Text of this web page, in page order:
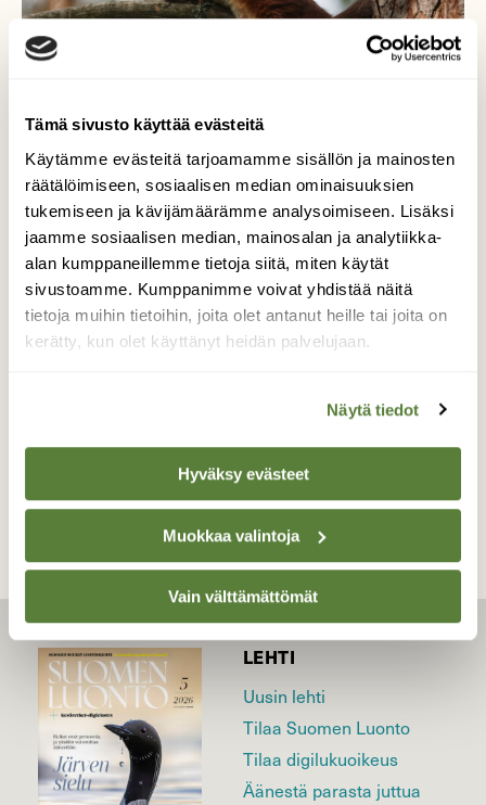
Tämä sivusto käyttää evästeitä
Käytämme evästeitä tarjoamamme sisällön ja mainosten
räätälöimiseen, sosiaalisen median ominaisuuksien
tukemiseen ja kävijämäärämme analysoimiseen. Lisäksi
jaamme sosiaalisen median, mainosalan ja analytiikka-
alan kumppaneillemme tietoja siitä, miten käytät
sivustoamme. Kumppanimme voivat yhdistää näitä
tietoja muihin tietoihin, joita olet antanut heille tai joita on
kerätty, kun olet käyttänyt heidän palvelujaan.
Näytä tiedot
Hyväksy evästeet
Muokkaa valintoja
Vain välttämättömät
Uupunut
Ottaa se Helle ja lastenhoito oravaäidinkin
voimille
TAKAISIN LISTAAN
LEHTI
Uusin lehti
Tilaa Suomen Luonto
Tilaa digilukuoikeus
Äänestä parasta juttua